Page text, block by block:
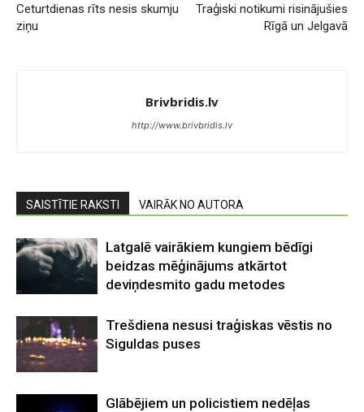
Ceturtdienas rīts nesis skumju
ziņu
Traģiski notikumi risinājušies
Rīgā un Jelgavā
Brivbridis.lv
http://www.brivbridis.lv
SAISTĪTIE RAKSTI VAIRĀK NO AUTORA
Latgalē vairākiem kungiem bēdīgi
beidzas mēģinājums atkārtot
deviņdesmito gadu metodes
Trešdiena nesusi traģiskas vēstis no
Siguldas puses
Glābējiem un policistiem nedēļas